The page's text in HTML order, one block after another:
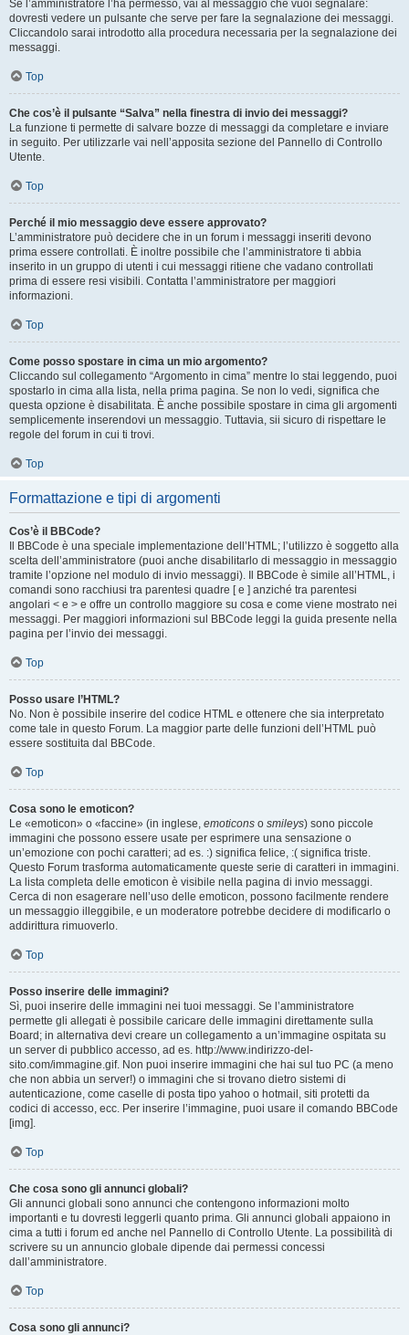
Se l’amministratore l’ha permesso, vai al messaggio che vuoi segnalare:
dovresti vedere un pulsante che serve per fare la segnalazione dei messaggi.
Cliccandolo sarai introdotto alla procedura necessaria per la segnalazione dei
messaggi.
Top
Che cos’è il pulsante “Salva” nella finestra di invio dei messaggi?
La funzione ti permette di salvare bozze di messaggi da completare e inviare
in seguito. Per utilizzarle vai nell’apposita sezione del Pannello di Controllo
Utente.
Top
Perché il mio messaggio deve essere approvato?
L’amministratore può decidere che in un forum i messaggi inseriti devono
prima essere controllati. È inoltre possibile che l’amministratore ti abbia
inserito in un gruppo di utenti i cui messaggi ritiene che vadano controllati
prima di essere resi visibili. Contatta l’amministratore per maggiori
informazioni.
Top
Come posso spostare in cima un mio argomento?
Cliccando sul collegamento “Argomento in cima” mentre lo stai leggendo, puoi
spostarlo in cima alla lista, nella prima pagina. Se non lo vedi, significa che
questa opzione è disabilitata. È anche possibile spostare in cima gli argomenti
semplicemente inserendovi un messaggio. Tuttavia, sii sicuro di rispettare le
regole del forum in cui ti trovi.
Top
Formattazione e tipi di argomenti
Cos’è il BBCode?
Il BBCode è una speciale implementazione dell’HTML; l’utilizzo è soggetto alla
scelta dell’amministratore (puoi anche disabilitarlo di messaggio in messaggio
tramite l’opzione nel modulo di invio messaggi). Il BBCode è simile all’HTML, i
comandi sono racchiusi tra parentesi quadre [ e ] anziché tra parentesi
angolari < e > e offre un controllo maggiore su cosa e come viene mostrato nei
messaggi. Per maggiori informazioni sul BBCode leggi la guida presente nella
pagina per l’invio dei messaggi.
Top
Posso usare l’HTML?
No. Non è possibile inserire del codice HTML e ottenere che sia interpretato
come tale in questo Forum. La maggior parte delle funzioni dell’HTML può
essere sostituita dal BBCode.
Top
Cosa sono le emoticon?
Le «emoticon» o «faccine» (in inglese, emoticons o smileys) sono piccole
immagini che possono essere usate per esprimere una sensazione o
un’emozione con pochi caratteri; ad es. :) significa felice, :( significa triste.
Questo Forum trasforma automaticamente queste serie di caratteri in immagini.
La lista completa delle emoticon è visibile nella pagina di invio messaggi.
Cerca di non esagerare nell’uso delle emoticon, possono facilmente rendere
un messaggio illeggibile, e un moderatore potrebbe decidere di modificarlo o
addirittura rimuoverlo.
Top
Posso inserire delle immagini?
Sì, puoi inserire delle immagini nei tuoi messaggi. Se l’amministratore
permette gli allegati è possibile caricare delle immagini direttamente sulla
Board; in alternativa devi creare un collegamento a un’immagine ospitata su
un server di pubblico accesso, ad es. http://www.indirizzo-del-
sito.com/immagine.gif. Non puoi inserire immagini che hai sul tuo PC (a meno
che non abbia un server!) o immagini che si trovano dietro sistemi di
autenticazione, come caselle di posta tipo yahoo o hotmail, siti protetti da
codici di accesso, ecc. Per inserire l’immagine, puoi usare il comando BBCode
[img].
Top
Che cosa sono gli annunci globali?
Gli annunci globali sono annunci che contengono informazioni molto
importanti e tu dovresti leggerli quanto prima. Gli annunci globali appaiono in
cima a tutti i forum ed anche nel Pannello di Controllo Utente. La possibilità di
scrivere su un annuncio globale dipende dai permessi concessi
dall’amministratore.
Top
Cosa sono gli annunci?